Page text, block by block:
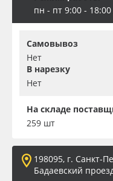
Заготовки для
пн - пт 9:00 -
Самовывоз
Нет
В нарезку
Нет
На складе
259 шт
198095, г. Санкт-
Бадаевский